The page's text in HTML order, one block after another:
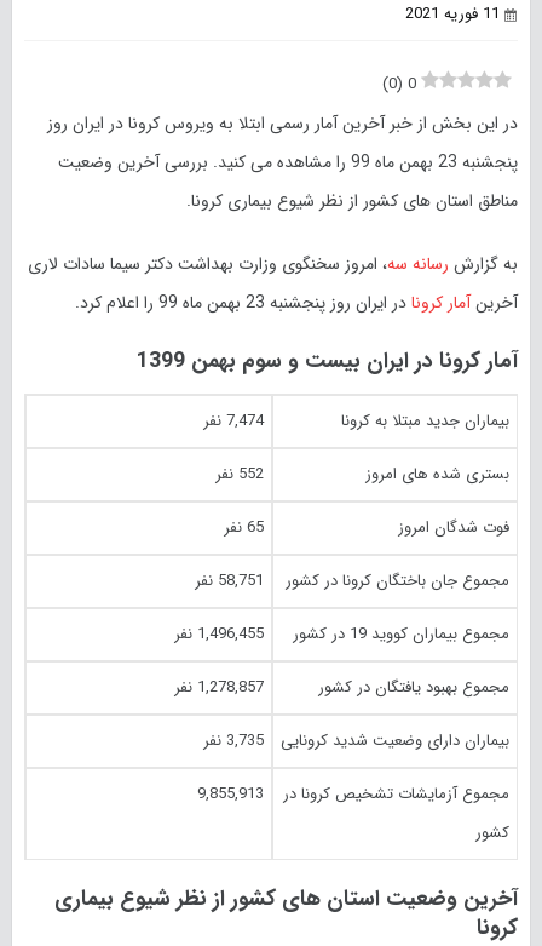
11 فوریه 2021
0
(
0
)
در این بخش از خبر آخرین آمار رسمی ابتلا به ویروس کرونا در ایران روز
پنجشنبه 23 بهمن ماه 99 را مشاهده می کنید. بررسی آخرین وضعیت
مناطق استان های کشور از نظر شیوع بیماری کرونا.
به گزارش رسانه سه، امروز سخنگوی وزارت بهداشت دکتر سیما سادات لاری
آخرینآمار کرونادر ایران روز پنجشنبه 23 بهمن ماه 99 را اعلام کرد.
آمار کرونا در ایران بیست و سوم بهمن 1399
بیماران جدید مبتلا به کرونا 7,474 نفر
بستری شده های امروز 552 نفر
فوت شدگان امروز 65 نفر
مجموع جان باختگان کرونا در کشور 58,751 نفر
مجموع بیماران کووید 19 در کشور 1,496,455 نفر
مجموع بهبود یافتگان در کشور 1,278,857 نفر
بیماران دارای وضعیت شدید کرونایی 3,735 نفر
مجموع آزمایشات تشخیص کرونا در
کشور
9,855,913
آخرین وضعیت استان های کشور از نظر شیوع بیماری
کرونا